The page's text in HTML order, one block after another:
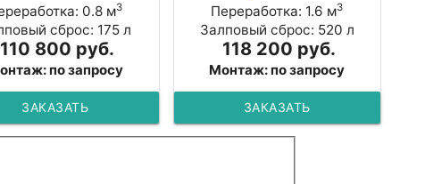
0.8 м3
сброс: 175 л
110 800 руб.
по запросу
ЗАКАЗАТЬ
Переработка: 1.6 м3
Залповый сброс: 520 л
118 200 руб.
Монтаж: по запросу
ЗАКАЗАТЬ